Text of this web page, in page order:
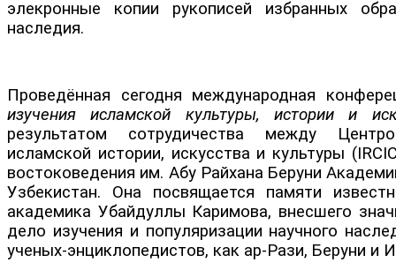
элекронные копии рукописей избранных
наследия.
Проведённая сегодня международная
изучения исламской культуры, истории и
результатом сотрудичества между
исламской истории, искусства и культуры
востоковедения им. Абу Райхана Беруни
Узбекистан. Она посвящается памяти
академика Убайдуллы Каримова, внесшего
дело изучения и популяризации научного
ученых-энциклопедистов, как ар-Рази, Беруни и